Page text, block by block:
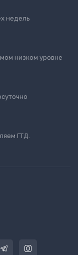
недель
низком уровне
ГТД.